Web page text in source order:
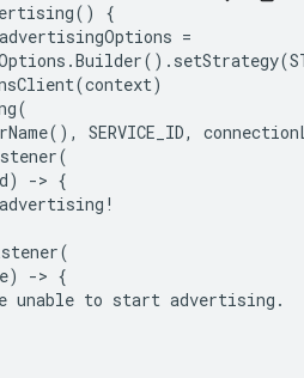
{
=
SERVICE_ID,
-> {
-> {
unable to start advertising.